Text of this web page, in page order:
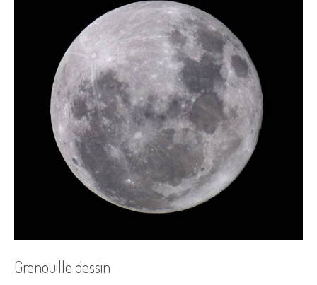
Grenouille dessin